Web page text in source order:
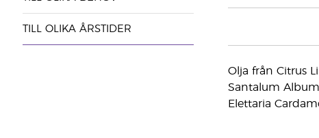
TILL OLIKA ÅRSTIDER
Olja från Citrus
Santalum Album
Elettaria